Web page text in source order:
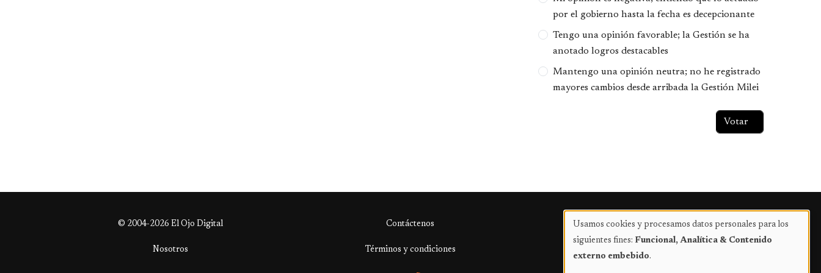
por el gobierno hasta la fecha es decepcionante
Tengo una opinión favorable; la Gestión se ha
anotado logros destacables
Mantengo una opinión neutra; no he registrado
mayores cambios desde arribada la Gestión Milei
© 2004-2026 El Ojo Digital Contáctenos Publicidad
Nosotros Términos y condiciones
Uso
de
Usamos cookies y procesamos datos personales para los
siguientes fines: Funcional, Analítica & Contenido
externo embebido.